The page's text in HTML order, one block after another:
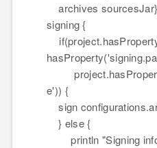
archives sourcesJar}
signing {
e')) {
sign
} else {
println "Signing